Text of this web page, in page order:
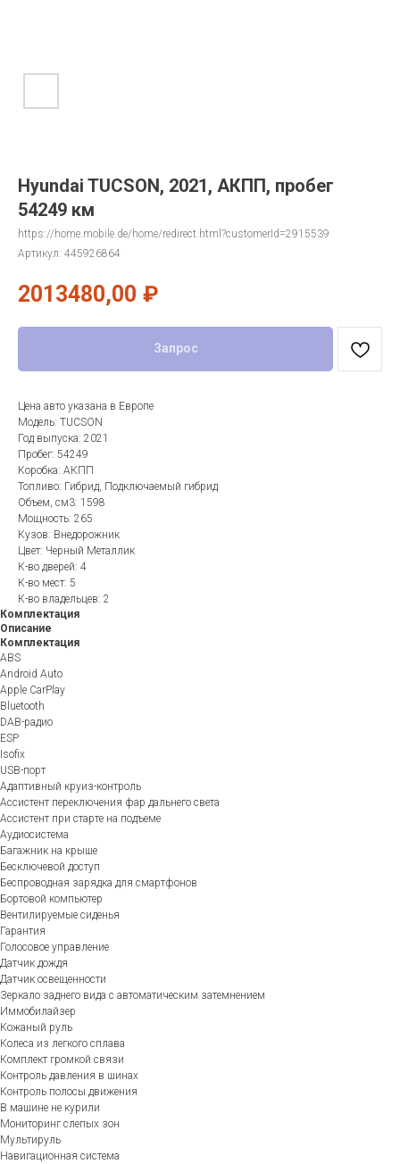
Hyundai TUCSON, 2021, АКПП, пробег
54249 км
https://home.mobile.de/home/redirect.html?customerId=2915539
Артикул: 445926864
2013480,00 ₽
Запрос
Цена авто указана в Европе
Модель: TUCSON
Год выпуска: 2021
Пробег: 54249
Коробка: АКПП
Топливо: Гибрид, Подключаемый гибрид
Объем, см3: 1598
Мощность: 265
Кузов: Внедорожник
Цвет: Черный Металлик
К-во дверей: 4
К-во мест: 5
К-во владельцев: 2
Комплектация
Описание
Комплектация
ABS
Android Auto
Apple CarPlay
Bluetooth
DAB-радио
ESP
Isofix
USB-порт
Адаптивный круиз-контроль
Ассистент переключения фар дальнего света
Ассистент при старте на подъеме
Аудиосистема
Багажник на крыше
Бесключевой доступ
Беспроводная зарядка для смартфонов
Бортовой компьютер
Вентилируемые сиденья
Гарантия
Голосовое управление
Датчик дождя
Датчик освещенности
Зеркало заднего вида с автоматическим затемнением
Иммобилайзер
Кожаный руль
Колеса из легкого сплава
Комплект громкой связи
Контроль давления в шинах
Контроль полосы движения
В машине не курили
Мониторинг слепых зон
Мультируль
Навигационная система